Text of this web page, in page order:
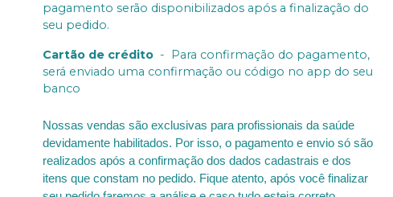
pagamento serão disponibilizados após a finalização do
seu pedido.
Cartão de crédito - Para confirmação do pagamento,
será enviado uma confirmação ou código no app do seu
banco
Nossas vendas são exclusivas para profissionais da saúde
devidamente habilitados. Por isso, o pagamento e envio só são
realizados após a confirmação dos dados cadastrais e dos
itens que constam no pedido. Fique atento, após você finalizar